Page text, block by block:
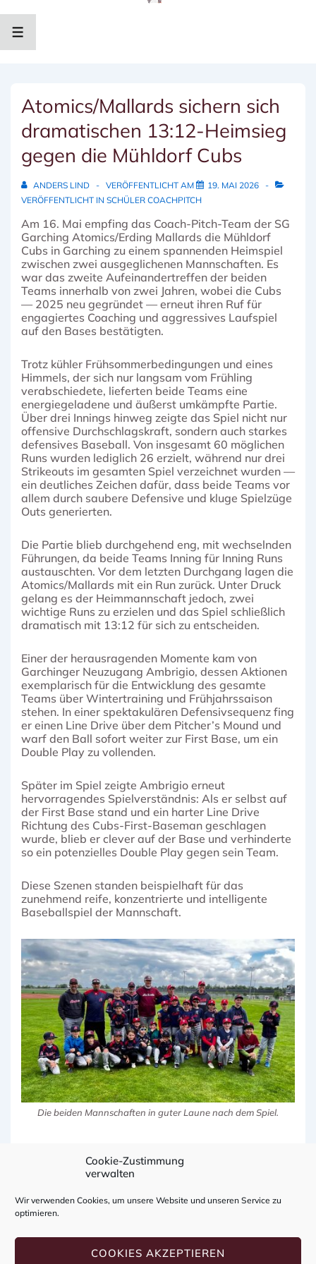
Cookie-Zustimmung
verwalten
Wir verwenden Cookies, um unsere Website und unseren Service zu
optimieren.
COOKIES AKZEPTIEREN
InhaltMENÜ
Atomics/Mallards sichern sich
dramatischen 13:12-Heimsieg
gegen die Mühldorf Cubs
ANDERS LIND VERÖFFENTLICHT AM
19. MAI 2026
VERÖFFENTLICHT IN SCHÜLER COACHPITCH
Am 16. Mai empfing das Coach-Pitch-Team der SG
Garching Atomics/Erding Mallards die Mühldorf
Cubs in Garching zu einem spannenden Heimspiel
zwischen zwei ausgeglichenen Mannschaften. Es
war das zweite Aufeinandertreffen der beiden
Teams innerhalb von zwei Jahren, wobei die Cubs
— 2025 neu gegründet — erneut ihren Ruf für
engagiertes Coaching und aggressives Laufspiel
auf den Bases bestätigten.
Trotz kühler Frühsommerbedingungen und eines
Himmels, der sich nur langsam vom Frühling
verabschiedete, lieferten beide Teams eine
energiegeladene und äußerst umkämpfte Partie.
Über drei Innings hinweg zeigte das Spiel nicht nur
offensive Durchschlagskraft, sondern auch starkes
defensives Baseball. Von insgesamt 60 möglichen
Runs wurden lediglich 26 erzielt, während nur drei
Strikeouts im gesamten Spiel verzeichnet wurden —
ein deutliches Zeichen dafür, dass beide Teams vor
allem durch saubere Defensive und kluge Spielzüge
Outs generierten.
Die Partie blieb durchgehend eng, mit wechselnden
Führungen, da beide Teams Inning für Inning Runs
austauschten. Vor dem letzten Durchgang lagen die
Atomics/Mallards mit ein Run zurück. Unter Druck
gelang es der Heimmannschaft jedoch, zwei
wichtige Runs zu erzielen und das Spiel schließlich
dramatisch mit 13:12 für sich zu entscheiden.
Einer der herausragenden Momente kam von
Garchinger Neuzugang Ambrigio, dessen Aktionen
exemplarisch für die Entwicklung des gesamte
Teams über Wintertraining und Frühjahrssaison
stehen. In einer spektakulären Defensivsequenz fing
er einen Line Drive über dem Pitcher’s Mound und
warf den Ball sofort weiter zur First Base, um ein
Double Play zu vollenden.
Später im Spiel zeigte Ambrigio erneut
hervorragendes Spielverständnis: Als er selbst auf
der First Base stand und ein harter Line Drive
Richtung des Cubs-First-Baseman geschlagen
wurde, blieb er clever auf der Base und verhinderte
so ein potenzielles Double Play gegen sein Team.
Diese Szenen standen beispielhaft für das
zunehmend reife, konzentrierte und intelligente
Baseballspiel der Mannschaft.
Die beiden Mannschaften in guter Laune nach dem Spiel.
Beitragsnavigation
Beitrag
ist
Start der Coach
Pitch-Mannschaft
Beitrag
dem Feld – verliert jedoch ein